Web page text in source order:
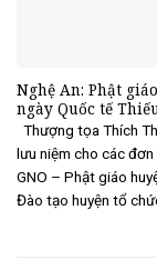
Nghệ An: Phật
ngày Quốc tế
Thượng tọa Thích
lưu niệm cho các
GNO – Phật giáo
Đào tạo huyện tổ